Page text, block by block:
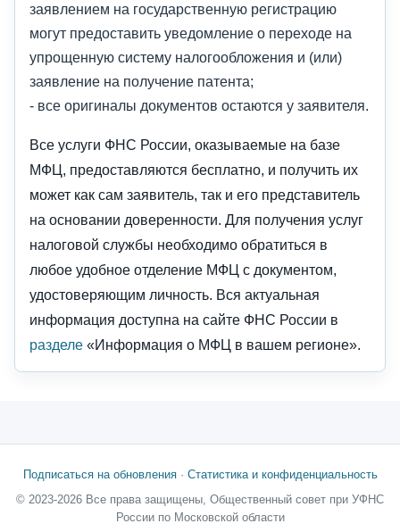
заявлением на государственную регистрацию
могут предоставить уведомление о переходе на
упрощенную систему налогообложения и (или)
заявление на получение патента;
- все оригиналы документов остаются у заявителя.
Все услуги ФНС России, оказываемые на базе
МФЦ, предоставляются бесплатно, и получить их
может как сам заявитель, так и его представитель
на основании доверенности. Для получения услуг
налоговой службы необходимо обратиться в
любое удобное отделение МФЦ с документом,
удостоверяющим личность. Вся актуальная
информация доступна на сайте ФНС России в
разделе «Информация о МФЦ в вашем регионе».
Подписаться на обновления· Статистика и конфиденциальность
© 2023-2026 Все права защищены, Общественный совет при УФНС
России по Московской области